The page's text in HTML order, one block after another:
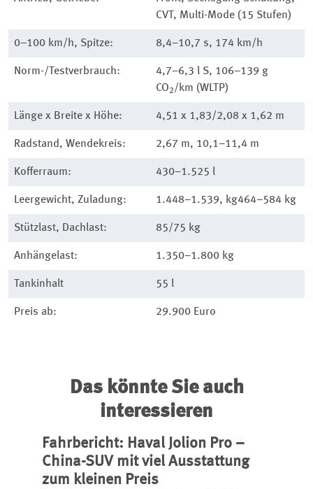
CVT, Multi-Mode (15 Stufen)
0–100 km/h, Spitze: 8,4–10,7 s, 174 km/h
Norm-/Testverbrauch:
4,7–6,3 l S, 106–139 g
CO2/km (WLTP)
Länge x Breite x Höhe: 4,51 x 1,83/2,08 x 1,62 m
Radstand, Wendekreis: 2,67 m, 10,1–11,4 m
Kofferraum: 430–1.525 l
Leergewicht, Zuladung: 1.448–1.539, kg464–584 kg
Stützlast, Dachlast: 85/75 kg
Anhängelast: 1.350–1.800 kg
Tankinhalt 55 l
Preis ab: 29.900 Euro
Das könnte Sie auch
interessieren
Fahrbericht: Haval Jolion Pro –
China-SUV mit viel Ausstattung
zum kleinen Preis